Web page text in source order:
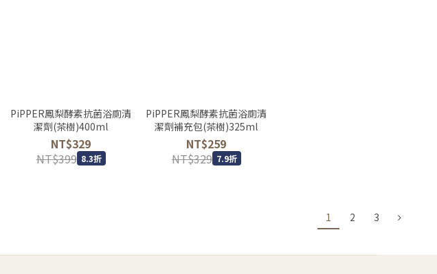
PiPPER鳳梨酵素抗菌浴廁清
潔劑(茶樹)400ml
NT$329
NT$399 8.3折
PiPPER鳳梨酵素抗菌浴廁清
潔劑補充包(茶樹)325ml
NT$259
NT$329 7.9折
1 2 3